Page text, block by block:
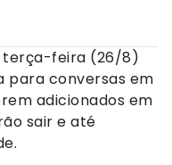
terça-feira (26/8)
para conversas em
adicionados em
sair e até